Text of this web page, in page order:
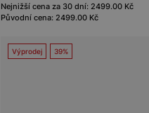
Nejnižší cena za 30 dní: 2499.00 Kč
Původní cena: 2499.00 Kč
Výprodej 39%